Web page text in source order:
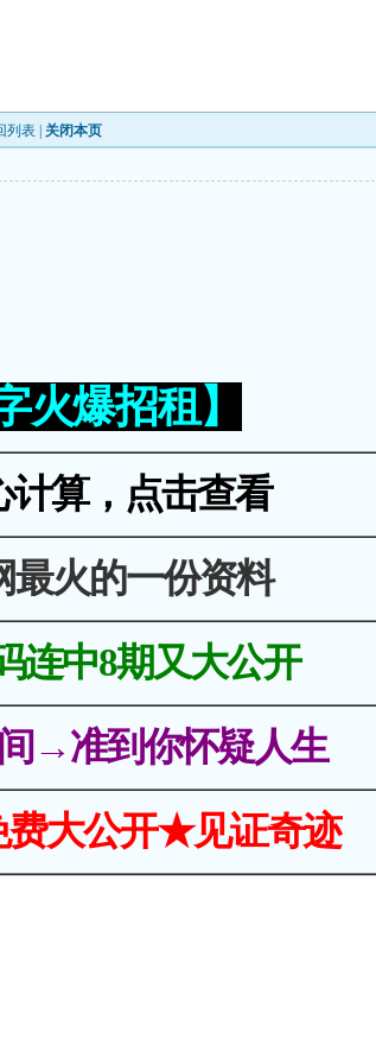
列表 关闭本页
火爆招租】
计算，点击查看
火的一份资料
连中8期又大公开
→准到你怀疑人生
大公开★见证奇迹